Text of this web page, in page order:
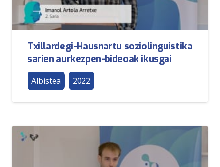
Txillardegi-Hausnartu soziolinguistika
sarien aurkezpen-bideoak ikusgai
Albistea 2022